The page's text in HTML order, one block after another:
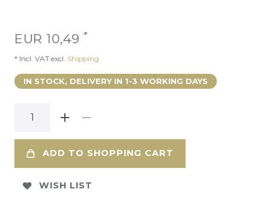
EUR 10,49 *
* Incl. VAT excl. Shipping
IN STOCK, DELIVERY IN 1-3 WORKING DAYS
ADD TO SHOPPING CART
WISH LIST